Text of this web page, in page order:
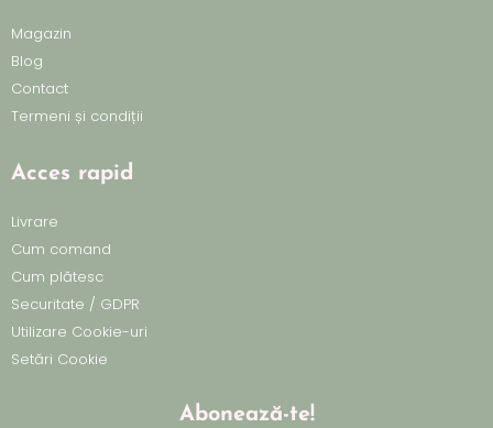
Magazin
Blog
Contact
Termeni și condiții
Acces rapid
Livrare
Cum comand
Cum plătesc
Securitate / GDPR
Utilizare Cookie-uri
Setări Cookie
Abonează-te!